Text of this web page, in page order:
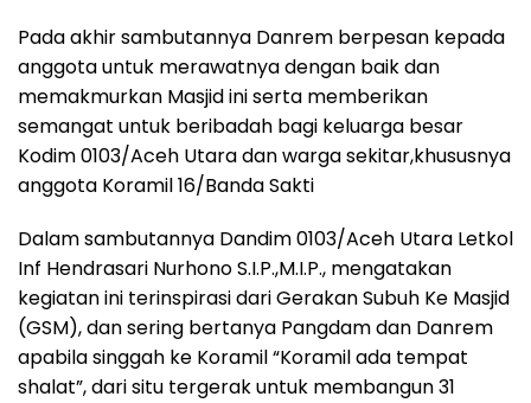
Pada akhir sambutannya Danrem berpesan kepada
anggota untuk merawatnya dengan baik dan
memakmurkan Masjid ini serta memberikan
semangat untuk beribadah bagi keluarga besar
Kodim 0103/Aceh Utara dan warga sekitar,khususnya
anggota Koramil 16/Banda Sakti
Dalam sambutannya Dandim 0103/Aceh Utara Letkol
Inf Hendrasari Nurhono S.I.P.,M.I.P., mengatakan
kegiatan ini terinspirasi dari Gerakan Subuh Ke Masjid
(GSM), dan sering bertanya Pangdam dan Danrem
apabila singgah ke Koramil “Koramil ada tempat
shalat”, dari situ tergerak untuk membangun 31